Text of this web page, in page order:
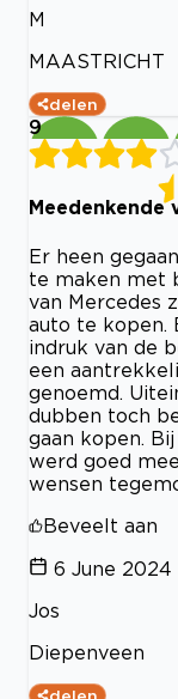
M
MAASTRICHT
delen
9
Meedenkende
Er heen
te maken met
van Mercedes
auto te kopen.
indruk van de
een
genoemd.
dubben toch
gaan kopen.
werd goed
wensen
Beveelt aan
6 June 2024
Jos
Diepenveen
delen